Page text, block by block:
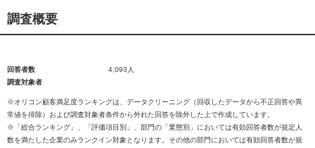
調査概要
回答者数
4,093人
調査対象者
※オリコン顧客満足度ランキングは、データクリーニング（回収したデータから不正回答や異
常値を排除）および調査対象者条件から外れた回答を除外した上で作成しています。
※「総合ランキング」、「評価項目別」、部門の「業態別」においては有効回答者数が規定人
数を満たした企業のみランクイン対象となります。その他の部門においては有効回答者数が規